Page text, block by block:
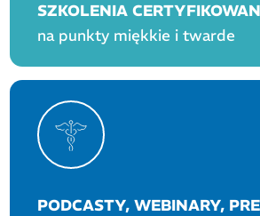
SZKOLENIA
na punkty miękkie i twarde
PODCASTY, WEBINARY,